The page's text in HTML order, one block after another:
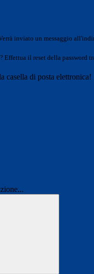
inviato un messaggio
Effettua il reset della password
casella di posta elettronica!